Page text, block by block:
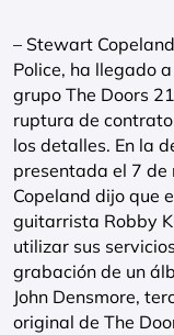
– Stewart
Police, ha llegado
grupo The Doors
ruptura de
los detalles. En la
presentada el 7 de
Copeland dijo que
guitarrista Robby
utilizar sus
grabación de un
John Densmore,
original de The